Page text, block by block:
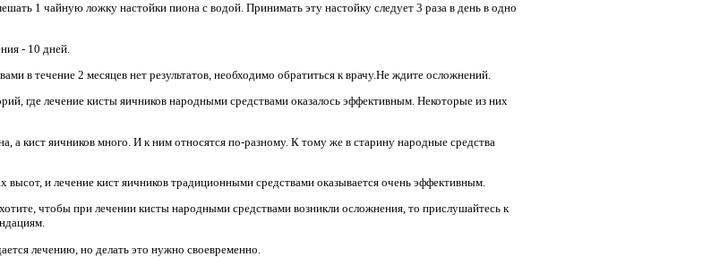
1 чайную ложку настойки пиона с водой. Принимать эту настойку следует 3 раза в день в одно
- 10 дней.
в течение 2 месяцев нет результатов, необходимо обратиться к врачу.Не ждите осложнений.
где лечение кисты яичников народными средствами оказалось эффективным. Некоторые из них
а кист яичников много. И к ним относятся по-разному. К тому же в старину народные средства
и лечение кист яичников традиционными средствами оказывается очень эффективным.
чтобы при лечении кисты народными средствами возникли осложнения, то прислушайтесь к
лечению, но делать это нужно своевременно.